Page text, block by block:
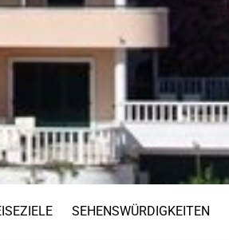
SEHENSWÜRDIGKEITEN